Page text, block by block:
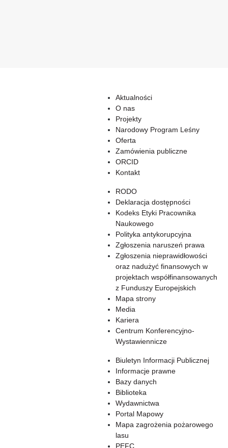
Aktualności
O nas
Projekty
Narodowy Program Leśny
Oferta
Zamówienia publiczne
ORCID
Kontakt
RODO
Deklaracja dostępności
Kodeks Etyki Pracownika
Naukowego
Polityka antykorupcyjna
Zgłoszenia naruszeń prawa
Zgłoszenia nieprawidłowości
oraz nadużyć finansowych w
projektach współfinansowanych
z Funduszy Europejskich
Mapa strony
Media
Kariera
Centrum Konferencyjno-
Wystawiennicze
Biuletyn Informacji Publicznej
Informacje prawne
Bazy danych
Biblioteka
Wydawnictwa
Portal Mapowy
Mapa zagrożenia pożarowego
lasu
PEFC